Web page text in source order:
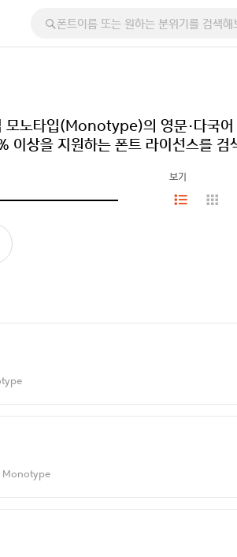
모노타입(Monotype)의 영문·다국어
이상을 지원하는 폰트 라이선스를 검
보기
Monotype